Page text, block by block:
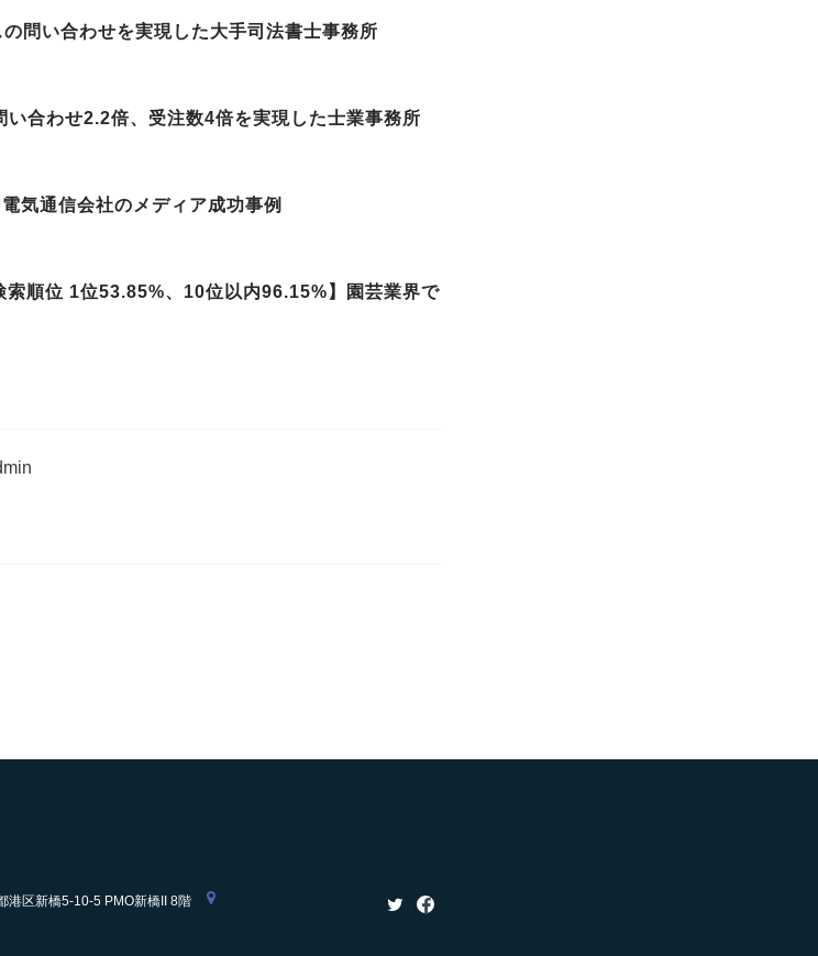
問い合わせを実現した大手司法書士事務所
合わせ2.2倍、受注数4倍を実現した士業事務所
気通信会社のメディア成功事例
索順位 1位53.85%、10位以内96.15%】園芸業界で
港区新橋5-10-5 PMO新橋II 8階